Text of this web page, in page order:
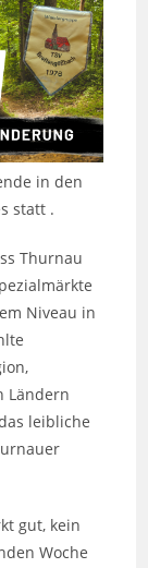
in den
statt .
Thurnau
Niveau in
Ländern
leibliche
gut, kein
Woche